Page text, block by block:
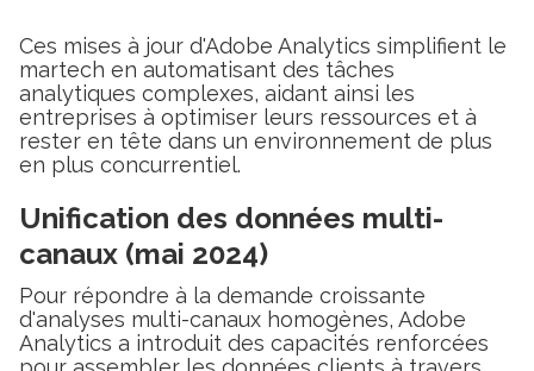
Ces mises à jour d'Adobe Analytics simplifient le
martech en automatisant des tâches
analytiques complexes, aidant ainsi les
entreprises à optimiser leurs ressources et à
rester en tête dans un environnement de plus
en plus concurrentiel.
Unification des données multi-
canaux (mai 2024)
Pour répondre à la demande croissante
d'analyses multi-canaux homogènes, Adobe
Analytics a introduit des capacités renforcées